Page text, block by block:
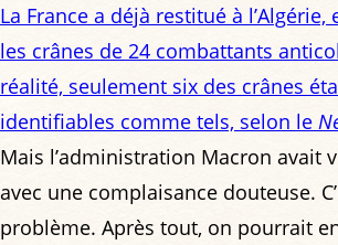
La France a déjà restitué à
les crânes de 24 combattants
réalité, seulement six des crânes
identifiables comme tels, selon le
Mais l’administration Macron avait
avec une complaisance douteuse.
problème. Après tout, on pourrait